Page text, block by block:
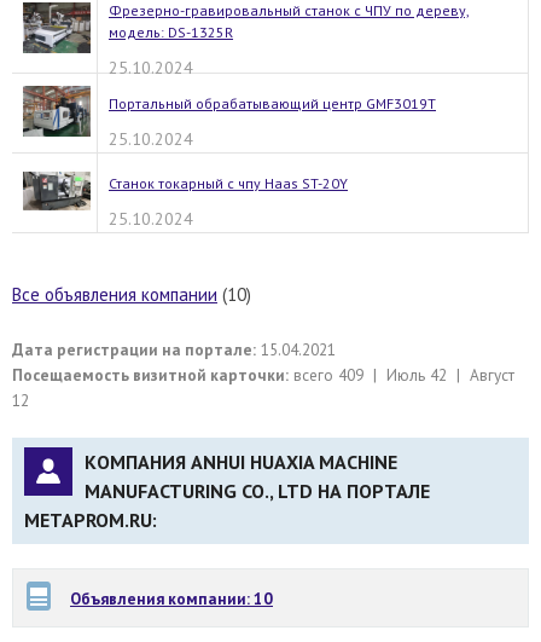
Фрезерно-гравировальный станок с ЧПУ по дереву,
модель: DS-1325R
25.10.2024
Портальный обрабатывающий центр GMF3019T
25.10.2024
Станок токарный с чпу Haas ST-20Y
25.10.2024
Все объявления компании (10)
Дата регистрации на портале: 15.04.2021
Посещаемость визитной карточки: всего 409 | Июль 42 | Август
12
КОМПАНИЯ ANHUI HUAXIA MACHINE
MANUFACTURING CO., LTD НА ПОРТАЛЕ
METAPROM.RU:
Объявления компании: 10